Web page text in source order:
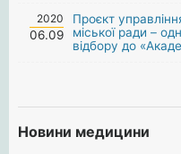
2020
06.09
Проєкт
міської ради –
відбору до
Новини медицини